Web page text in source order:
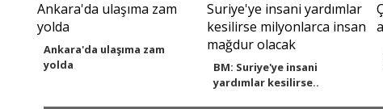
Ankara'da ulaşıma zam
yolda
BM: Suriye'ye insani
yardımlar kesilirse..